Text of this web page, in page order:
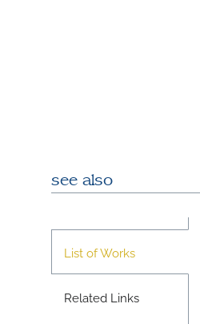
see also
List of Works
Related Links